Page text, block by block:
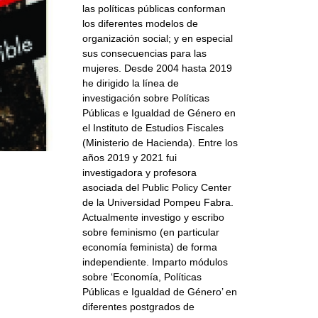
las políticas públicas conforman
los diferentes modelos de
organización social; y en especial
sus consecuencias para las
mujeres. Desde 2004 hasta 2019
he dirigido la línea de
investigación sobre Políticas
Públicas e Igualdad de Género en
el Instituto de Estudios Fiscales
(Ministerio de Hacienda). Entre los
años 2019 y 2021 fui
investigadora y profesora
asociada del Public Policy Center
de la Universidad Pompeu Fabra.
Actualmente investigo y escribo
sobre feminismo (en particular
economía feminista) de forma
independiente. Imparto módulos
sobre ‘Economía, Políticas
Públicas e Igualdad de Género’ en
diferentes postgrados de